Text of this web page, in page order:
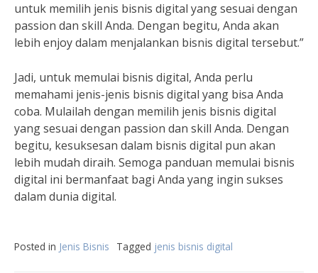
untuk memilih jenis bisnis digital yang sesuai dengan
passion dan skill Anda. Dengan begitu, Anda akan
lebih enjoy dalam menjalankan bisnis digital tersebut.”
Jadi, untuk memulai bisnis digital, Anda perlu
memahami jenis-jenis bisnis digital yang bisa Anda
coba. Mulailah dengan memilih jenis bisnis digital
yang sesuai dengan passion dan skill Anda. Dengan
begitu, kesuksesan dalam bisnis digital pun akan
lebih mudah diraih. Semoga panduan memulai bisnis
digital ini bermanfaat bagi Anda yang ingin sukses
dalam dunia digital.
Posted in Jenis Bisnis Tagged jenis bisnis digital